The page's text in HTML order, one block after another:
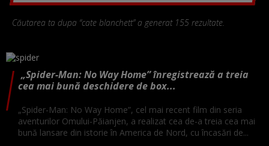
Căutarea ta dupa “cate blanchett” a generat 155 rezultate.
„Spider-Man: No Way Home” înregistrează a treia
cea mai bună deschidere de box...
„Spider-Man: No Way Home”, cel mai recent film din seria
aventurilor Omului-Păianjen, a realizat cea de-a treia cea mai
bună lansare din istorie în America de Nord, cu încasări de...